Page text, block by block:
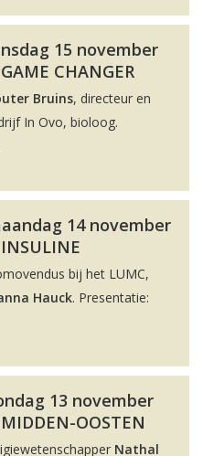
15 november
CHANGER
Bruins, directeur en
In Ovo, bioloog.
14 november
bij het LUMC,
Hauck. Presentatie:
13 november
OOSTEN
Nathal